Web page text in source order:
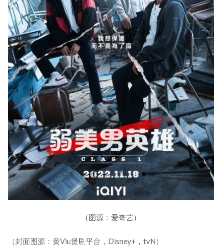
（图源：爱奇艺）
（封面图源：黄Viu煲剧平台，Disney+，tvN）